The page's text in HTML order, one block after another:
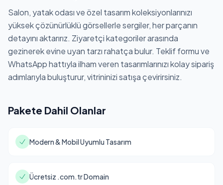
Salon, yatak odası ve özel tasarım koleksiyonlarınızı
yüksek çözünürlüklü görsellerle sergiler, her parçanın
detayını aktarırız. Ziyaretçi kategoriler arasında
gezinerek evine uyan tarzı rahatça bulur. Teklif formu ve
WhatsApp hattıyla ilham veren tasarımlarınızı kolay sipariş
adımlarıyla buluşturur, vitrininizi satışa çevirirsiniz.
Pakete Dahil Olanlar
Modern & Mobil Uyumlu Tasarım
Ücretsiz .com.tr Domain